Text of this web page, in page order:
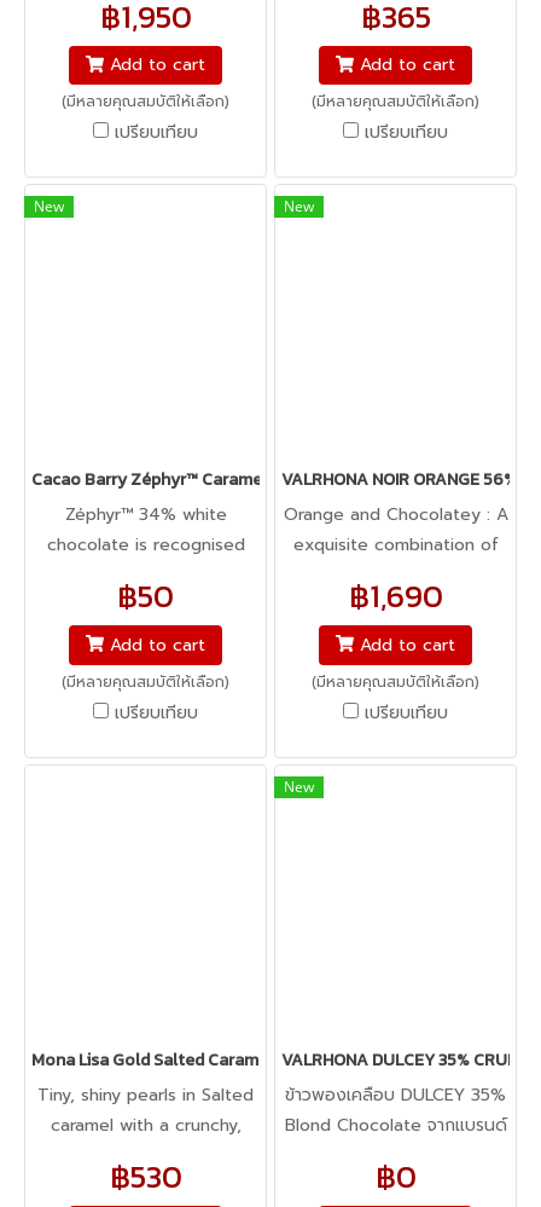
chocolate with its high
cocoa content releases
spicy and woody notes,
with a hint of liquorice.
฿1,950
Add to cart
(มีหลายคุณสมบัติให้เลือก)
เปรียบเทียบ
the chocolate used in
spray nozzles.
฿365
Add to cart
(มีหลายคุณสมบัติให้เลือก)
เปรียบเทียบ
New
Cacao Barry Zéphyr™ Caramel 35% - White Chocolate with
Zéphyr™ 34% white
chocolate is recognised
unique character, its
delightful flavour of whole
milk, with a slightly sweet
taste and creamy texture.
฿50
Add to cart
(มีหลายคุณสมบัติให้เลือก)
เปรียบเทียบ
New
VALRHONA NOIR ORANGE 56% :
Orange and Chocolatey : A
exquisite combination of
of orange. FLAVOR PROFILE
GOURMET SECONDARY
NOTES ORANGE
฿1,690
Add to cart
(มีหลายคุณสมบัติให้เลือก)
เปรียบเทียบ
Mona Lisa Gold Salted Caramel Chocolate Crispearls - ข้าวพองเค
Tiny, shiny pearls in Salted
caramel with a crunchy,
Sprinkle on drinks and
฿530
New
VALRHONA DULCEY 35%
ข้าวพองเคลือบ DULCEY 35%
Blond Chocolate จากแบรนด์
บาลานซ์ของรสชาติช็อกโกแลต
฿0